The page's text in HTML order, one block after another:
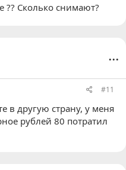
?? Сколько снимают?
...
#11
в другую страну, у меня
рублей 80 потратил